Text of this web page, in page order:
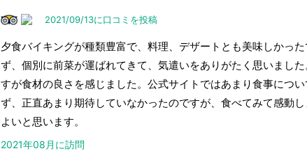
2021/09/13に口コミを投稿
夕食バイキングが種類豊富で、料理、デザートとも美味しかっ
ず、個別に前菜が運ばれてきて、気遣いをありがたく思いまし
すが食材の良さを感じました。公式サイトではあまり食事につ
ず、正直あまり期待していなかったのですが、食べてみて感動
よいと思います。
2021年08月に訪問